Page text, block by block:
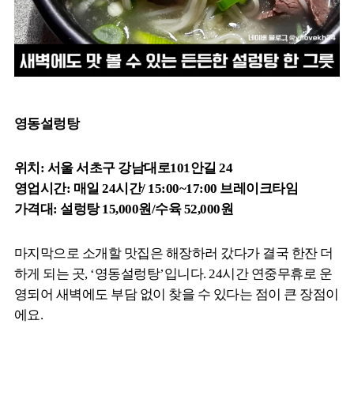
영동설렁탕
위치: 서울 서초구 강남대로101안길 24
영업시간: 매일 24시간/ 15:00~17:00 브레이크타임
가격대: 설렁탕 15,000원/수육 52,000원
마지막으로 소개할 맛집은 해장하러 갔다가 결국 한잔 더
하게 되는 곳, ‘영동설렁탕’입니다. 24시간 연중무휴로 운
영되어 새벽에도 부담 없이 찾을 수 있다는 점이 큰 장점이
에요.